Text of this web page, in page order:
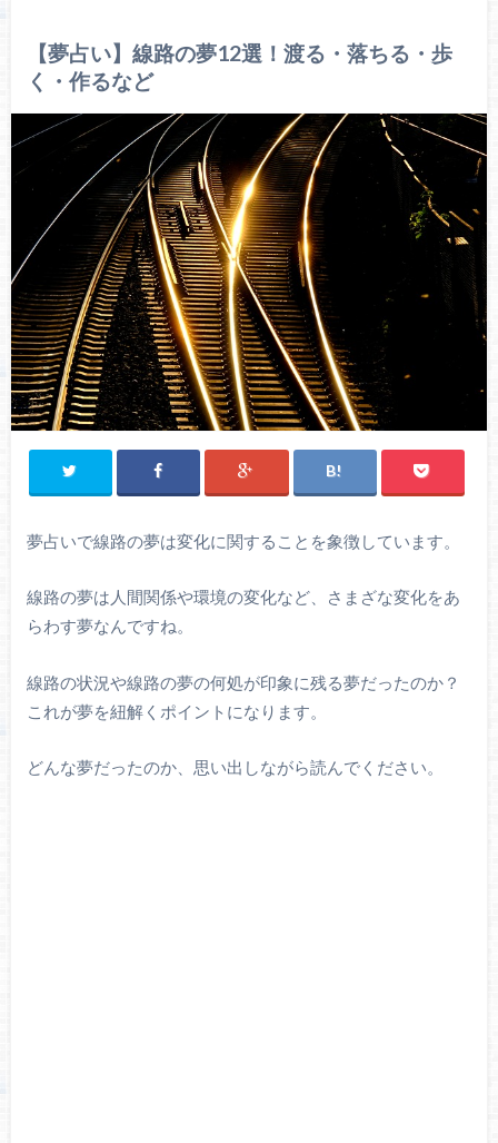
【夢占い】線路の夢12選！渡る・落ちる・歩
く・作るなど
夢占いで線路の夢は変化に関することを象徴しています。
線路の夢は人間関係や環境の変化など、さまざな変化をあ
らわす夢なんですね。
線路の状況や線路の夢の何処が印象に残る夢だったのか？
これが夢を紐解くポイントになります。
どんな夢だったのか、思い出しながら読んでください。